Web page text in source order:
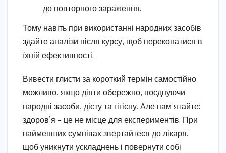
до повторного зараження.
Тому навіть при використанні народних засобів
здайте аналізи після курсу, щоб переконатися в
їхній ефективності.
Вивести глисти за короткий термін самостійно
можливо, якщо діяти обережно, поєднуючи
народні засоби, дієту та гігієну. Але пам’ятайте:
здоров’я – це не місце для експериментів. При
найменших сумнівах звертайтеся до лікаря,
щоб уникнути ускладнень і повернути собі